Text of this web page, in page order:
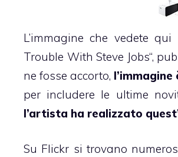
L’immagine che vedete
Trouble With Steve Jobs“,
ne fosse accorto,
per includere le ultime
l’artista ha realizzato
Su Flickr si trovano